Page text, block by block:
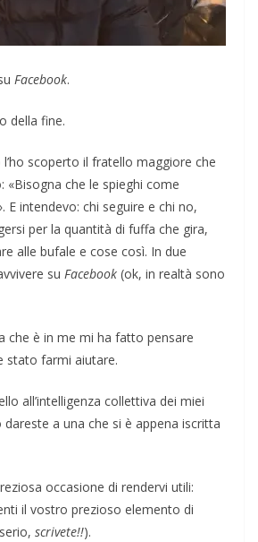
Facebook.
della fine.
scoperto il fratello maggiore che
«Bisogna che le spieghi come
E intendevo: chi seguire e chi no,
per la quantità di fuffa che gira,
alle bufale e cose così. In due
su Facebook (ok, in realtà sono
che è in me mi ha fatto pensare
stato farmi aiutare.
all’intelligenza collettiva dei miei
dareste a una che si è appena iscritta
occasione di rendervi utili:
il vostro prezioso elemento di
scrivete!!).